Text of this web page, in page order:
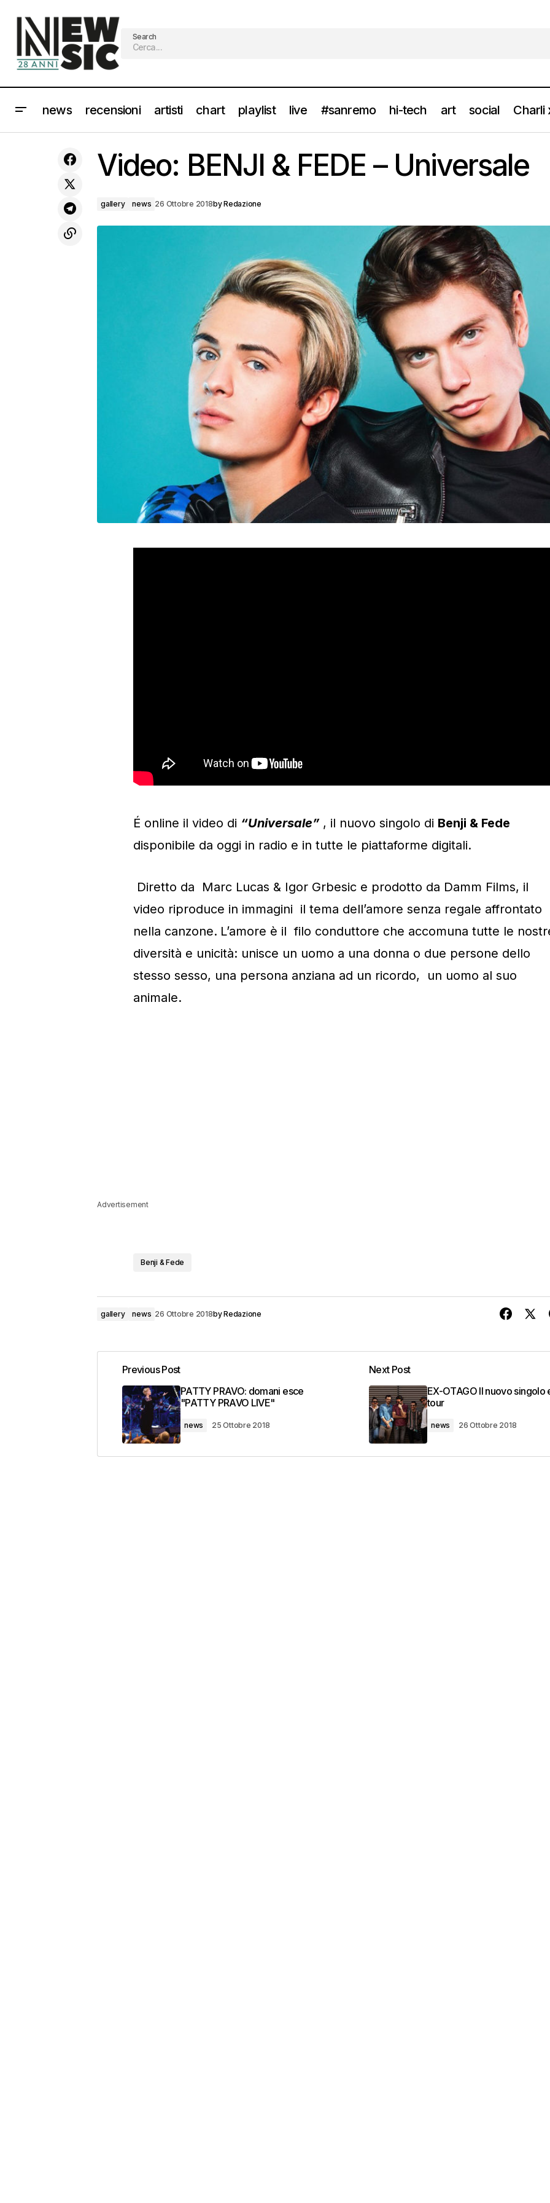
Search
news recensioni artisti chart playlist live #sanremo hi-tech art social Charli
PRAVO LIVE"
Video: BENJI & FEDE – Universale
Video: BENJI & FEDE – Universale
gallery news 26 Ottobre 2018byRedazione
É online il video di “Universale”, il nuovo singolo di Benji & Fede
disponibile da oggi in radio e in tutte le piattaforme digitali.
Diretto da Marc Lucas & Igor Grbesic e prodotto da Damm Films, il
video riproduce in immagini il tema dell’amore senza regale affrontato
nella canzone. L’amore è il filo conduttore che accomuna tutte le
diversità e unicità: unisce un uomo a una donna o due persone dello
stesso sesso, una persona anziana ad un ricordo, un uomo al suo
animale.
Advertisement
Benji & Fede
gallery news 26 Ottobre 2018byRedazione
Previous Post
PATTY PRAVO: domani esce
"PATTY PRAVO LIVE"
news 25 Ottobre 2018
Next Post
EX-OTAGO Il nuovo singolo
tour
news 26 Ottobre 2018